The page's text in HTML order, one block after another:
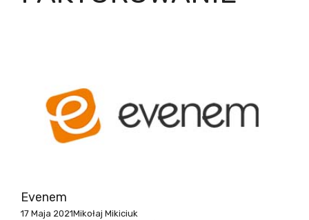
Evenem
17 Maja 2021Mikołaj Mikiciuk